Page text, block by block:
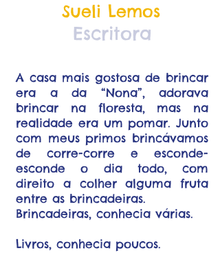
Sueli Lemos
Escritora
A casa mais gostosa de brincar
era a da “Nona”, adorava
brincar na floresta, mas na
realidade era um pomar. Junto
com meus primos brincávamos
de corre-corre e esconde-
esconde o dia todo, com
direito a colher alguma fruta
entre as brincadeiras.
Brincadeiras, conhecia várias.
Livros, conhecia poucos.